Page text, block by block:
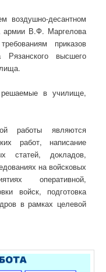
воздушно-десантном
армии В.Ф. Маргелова
приказов
высшего
в училище,
работы являются
работ, написание
статей, докладов,
на войсковых
оперативной,
войск, подготовка
в рамках целевой